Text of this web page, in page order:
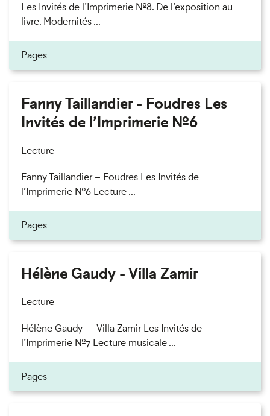
Les Invités de l’Imprimerie n°8. De l’exposition au
livre. Modernités ...
Pages
Fanny Taillandier - Foudres Les
Invités de l’Imprimerie n°6
Lecture
Fanny Taillandier – Foudres Les Invités de
l’Imprimerie n°6 Lecture ...
Pages
Hélène Gaudy - Villa Zamir
Lecture
Hélène Gaudy — Villa Zamir Les Invités de
l’Imprimerie n°7 Lecture musicale ...
Pages